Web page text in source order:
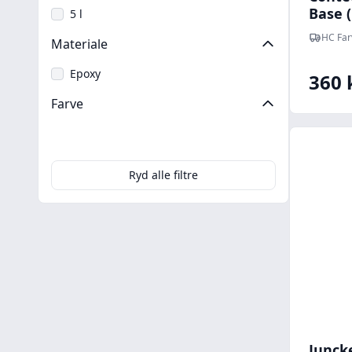
5 l
Materiale
Epoxy
Farve
Ryd alle filtre
Base
HC
360